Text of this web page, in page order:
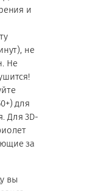
и
не
Не
для
Для 3D-
за
вы